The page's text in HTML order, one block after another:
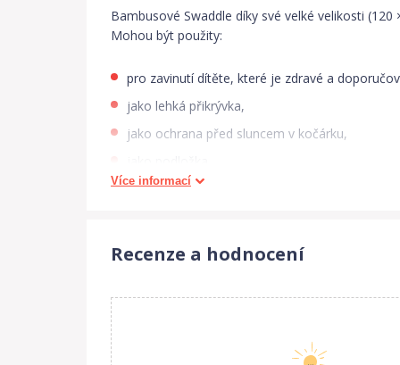
Bambusové Swaddle díky své velké velikosti
Mohou být použity:
pro zavinutí dítěte, které je zdravé a
jako lehká přikrývka,
jako ochrana před sluncem v kočárku,
šikovný ručník,
Bambusové příze používané v tkanině mají četné
Více informací
Recenze a hodnocení